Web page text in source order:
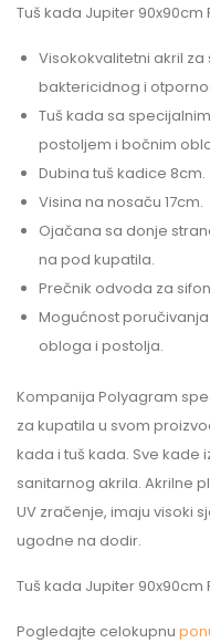
Tuš kada Jupiter 90x90cm
Visokokvalitetni akril
baktericidnog i
Tuš kada sa
postoljem i bočnim
Dubina tuš kadice 8cm.
Visina na nosaču 17cm.
Ojačana sa donje
na pod kupatila.
Prečnik odvoda za
Mogućnost
obloga i postolja.
Kompanija Polyagram
za kupatila u svom
kada i tuš kada. Sve kade
sanitarnog akrila. Akrilne
UV zračenje, imaju visoki
ugodne na dodir.
Tuš kada Jupiter 90x90cm
Pogledajte celokupnu